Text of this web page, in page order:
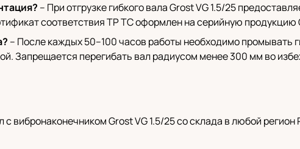
– При отгрузке гибкого вала Grost VG 1.5/25
соответствия ТР ТС оформлен на серийную продукцию
– После каждых 50–100 часов работы необходимо промывать
Запрещается перегибать вал радиусом менее 300 мм во
вибронаконечником Grost VG 1.5/25 со склада в любой